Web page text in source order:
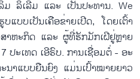
ລິ​ເລີ່ມ ແລະ ເປັນ​ປະ​ທານ. We
ແບບ​ເປັນເຄືອຂ່າຍ​ເປີດ, ໂດຍ​ເຕົ້າ​
ຫະ​ກິດ ແລະ ຜູ້​ທີ່​ຮັກ​ມັກ​ເຝີ​ຢູ່ຫຼາຍ​
ປະ​ເທດ​ ເອີ​ຣົບ. ການເຊື່ອມ​ຕໍ່ - ອະ​
າ​ແບບ​ຍືນ​ຍົງ ແມ່ນ​ເປົ້າ​ໝາຍ​ຍາວ​